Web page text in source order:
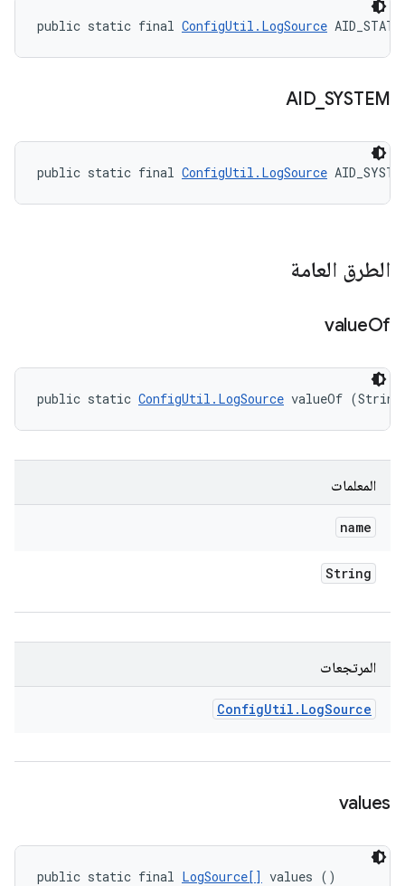
public static final ConfigUtil.LogSource
AID_ SYSTEM
public static final ConfigUtil.LogSource
الطرق العامة
valueOf
public static ConfigUtil.LogSource valueOf (String
المعلمات
name
String
المرتجعات
ConfigUtil . LogSource
values
public static final LogSource[] values ()